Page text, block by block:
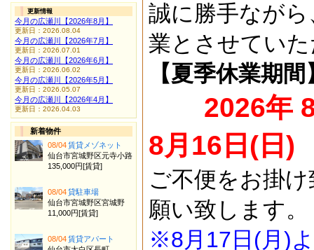
誠に勝手なが
業とさせてい
【夏季休業期間
2026年
8月16日(日)
ご不便をお掛
願い致します。
※8月17日(月)
更新情報
今月の広瀬川【2026年8月】
更新日：2026.08.04
今月の広瀬川【2026年7月】
更新日：2026.07.01
今月の広瀬川【2026年6月】
更新日：2026.06.02
今月の広瀬川【2026年5月】
更新日：2026.05.07
今月の広瀬川【2026年4月】
更新日：2026.04.03
新着物件
08/04賃貸メゾネット
仙台市宮城野区元寺小路
135,000円[賃貸]
08/04貸駐車場
仙台市宮城野区宮城野
11,000円[賃貸]
08/04賃貸アパート